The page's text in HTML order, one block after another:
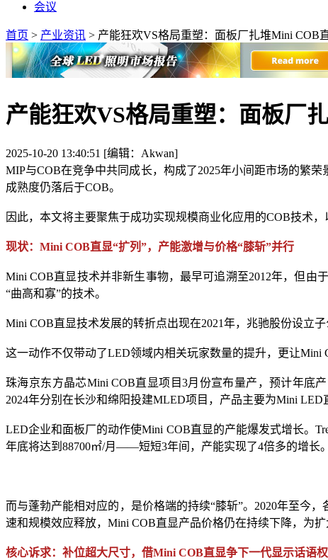
会议
首页 > 产业资讯 > 产能狂欢VS格局重塑：面板厂扎堆Mini COB
产能狂欢VS格局重塑：面板厂
2025-10-20 13:40:51 [编辑：Akwan]
MIP与COB在竞争中共同成长，构成了2025年小间距市场的繁
成熟度仍落后于COB。
因此，本文将主要聚焦于成功实现规模商业化应用的COB技术
现状：Mini COB直显“扩列”，产能激增与价格“膝斩”并行
Mini COB直显技术并非新生事物，最早可追溯至2012年，但由
“曲高和寡”的技术。
Mini COB直显技术发展的转折点出现在2021年，兆驰股份设立
这一动作不仅带动了LED领域内相关玩家数量的提升，更让Mini
珠海京东方晶芯Mini COB直显项目3月份宣布量产，预计年底
2024年分别在长沙和绵阳投建MLED项目，产品主要为Mini LED
LED企业和面板厂的动作使Mini COB直显的产能爆发式增长。
年底将达到88700㎡/月——短短3年间，产能实现了4倍多的增长。
而与蓬勃产能相对应的，是价格端的持续“膝斩”。2020年至今
速和规模效应释放，Mini COB直显产品价格仍在持续下降，为扩
核心诉求：补位超大尺寸，借Mini COB直显争下一代显示话语权